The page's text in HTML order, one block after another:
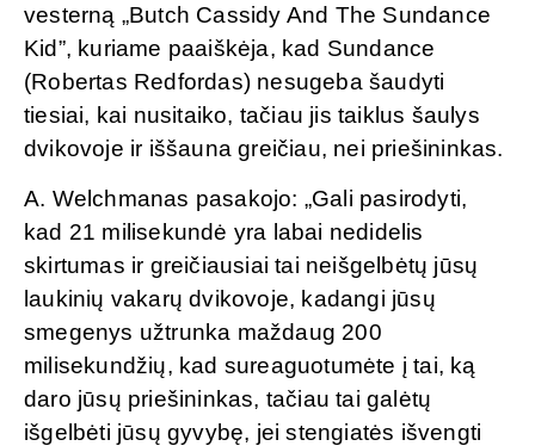
vesterną „Butch Cassidy And The Sundance
Kid”, kuriame paaiškėja, kad Sundance
(Robertas Redfordas) nesugeba šaudyti
tiesiai, kai nusitaiko, tačiau jis taiklus šaulys
dvikovoje ir iššauna greičiau, nei priešininkas.
A. Welchmanas pasakojo: „Gali pasirodyti,
kad 21 milisekundė yra labai nedidelis
skirtumas ir greičiausiai tai neišgelbėtų jūsų
laukinių vakarų dvikovoje, kadangi jūsų
smegenys užtrunka maždaug 200
milisekundžių, kad sureaguotumėte į tai, ką
daro jūsų priešininkas, tačiau tai galėtų
išgelbėti jūsų gyvybę, jei stengiatės išvengti